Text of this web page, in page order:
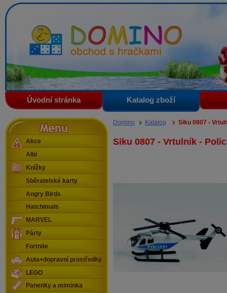
Domino - obchod s hračkami
Úvodní stránka Katalog zboží
Domino Katalog Siku 0807 -
Siku 0807 - Vrtulník -
Menu
Akce
Albi
Knížky
Sběratelské karty
Angry Birds
Hatchimals
MARVEL
Párty
Fortnite
Auta+dopravní prostředky
LEGO
Panenky a miminka